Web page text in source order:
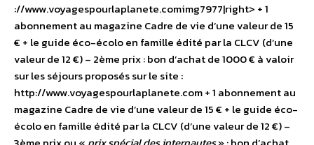
://www.voyagespourlaplanete.comimg7977|right> + 1
abonnement au magazine Cadre de vie d’une valeur de 15
€ + le guide éco-écolo en famille édité par la CLCV (d’une
valeur de 12 €) – 2ème prix : bon d’achat de 1000 € à valoir
sur les séjours proposés sur le site :
http://www.voyagespourlaplanete.com + 1 abonnement au
magazine Cadre de vie d’une valeur de 15 € + le guide éco-
écolo en famille édité par la CLCV (d’une valeur de 12 €) –